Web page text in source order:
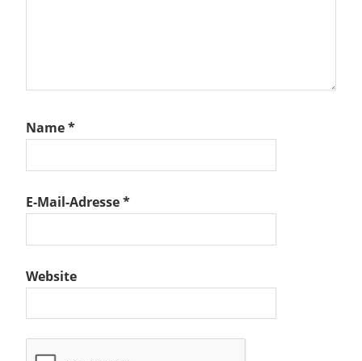
Name*
E-Mail-Adresse*
Website